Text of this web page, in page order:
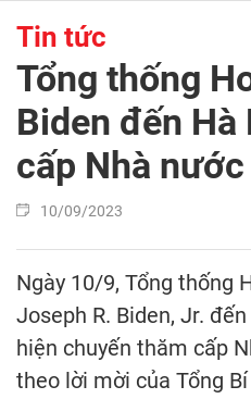
Tin tức
Tổng thống
Biden đến Hà
cấp Nhà
10/09/2023
Ngày 10/9, Tổng thống
Joseph R. Biden, Jr.
hiện chuyến thăm cấp
theo lời mời của Tổng